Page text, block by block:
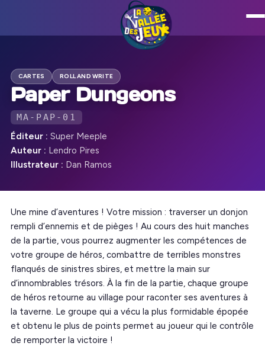
CARTES ROLL AND WRITE
Paper Dungeons
MA-PAP-01
Éditeur : Super Meeple
Auteur : Lendro Pires
Illustrateur : Dan Ramos
Une mine d’aventures ! Votre mission : traverser un donjon
rempli d’ennemis et de pièges ! Au cours des huit manches
de la partie, vous pourrez augmenter les compétences de
votre groupe de héros, combattre de terribles monstres
flanqués de sinistres sbires, et mettre la main sur
d’innombrables trésors. À la fin de la partie, chaque groupe
de héros retourne au village pour raconter ses aventures à
la taverne. Le groupe qui a vécu la plus formidable épopée
et obtenu le plus de points permet au joueur qui le contrôle
de remporter la victoire !